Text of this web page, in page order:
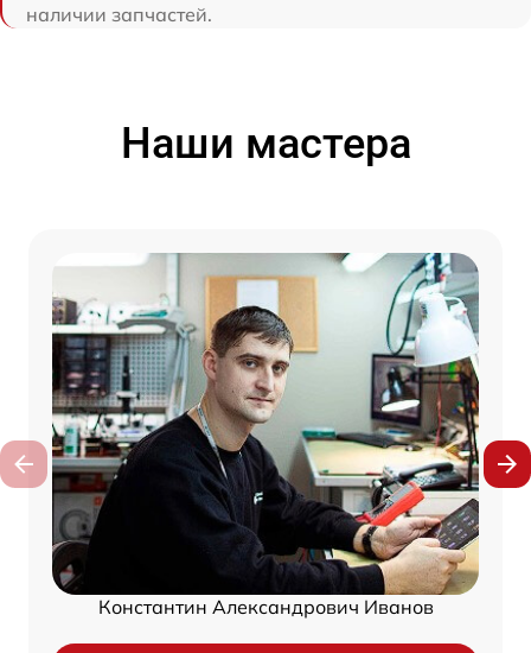
наличии запчастей.
Наши мастера
Константин Александрович Иванов